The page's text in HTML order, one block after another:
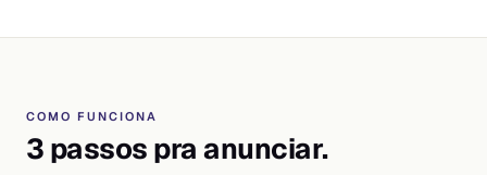
COMO FUNCIONA
3 passos pra anunciar.